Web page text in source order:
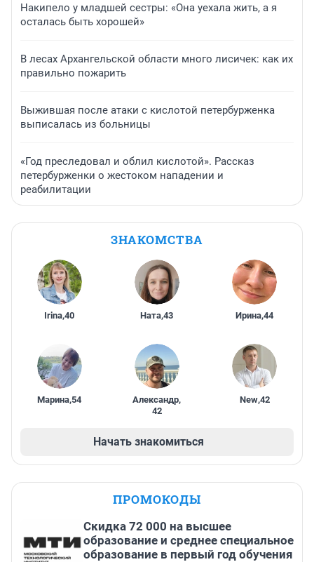
Накипело у младшей сестры: «Она уехала жить, а я
осталась быть хорошей»
В лесах Архангельской области много лисичек: как их
правильно пожарить
Выжившая после атаки с кислотой петербурженка
выписалась из больницы
«Год преследовал и облил кислотой». Рассказ
петербурженки о жестоком нападении и
реабилитации
ЗНАКОМСТВА
Irina,40 Ната,43 Ирина,44
Марина,54 Александр,
42
New,42
Начать знакомиться
ПРОМОКОДЫ
Скидка 72 000 на высшее
образование и среднее специальное
образование в первый год обучения